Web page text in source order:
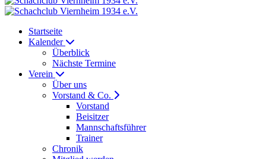
Startseite
Kalender
Überblick
Nächste Termine
Verein
Über uns
Vorstand & Co.
Vorstand
Beisitzer
Mannschaftsführer
Trainer
Chronik